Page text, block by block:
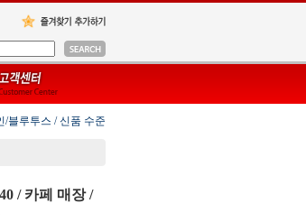
/블루투스 / 신품 수준
/ 카페 매장 /